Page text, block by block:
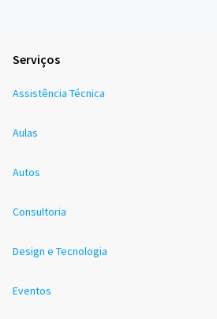
Serviços
Assistência Técnica
Aulas
Autos
Consultoria
Design e Tecnologia
Eventos